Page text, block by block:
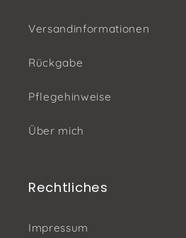
Versandinformationen
Rückgabe
Pflegehinweise
Über mich
Rechtliches
Impressum